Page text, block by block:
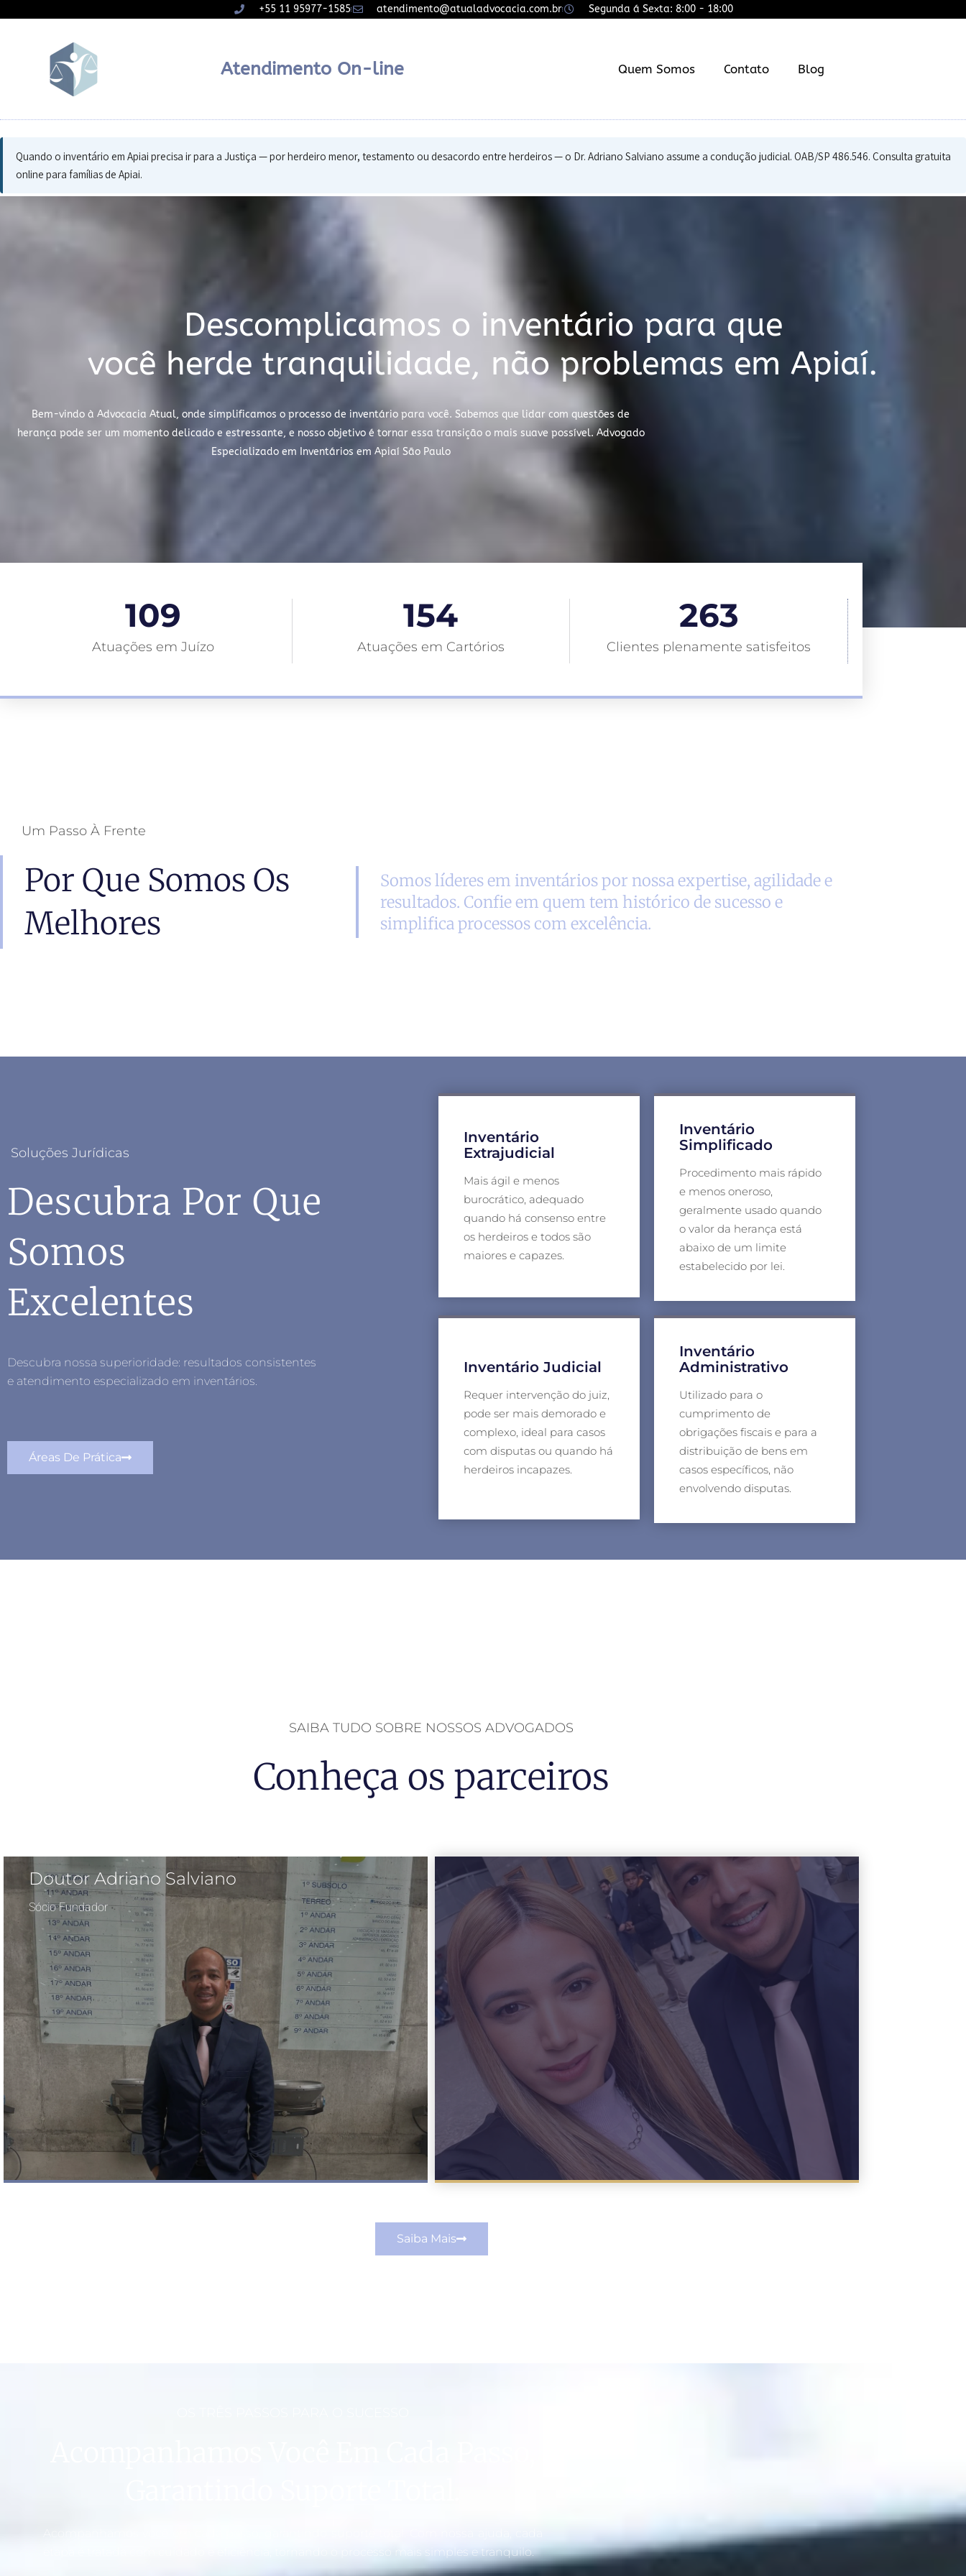
+55 11 95977-1585 atendimento@atualadvocacia.com.br Segunda á Sexta: 8:00 - 18:00
Atendimento On-line Quem Somos Contato Blog
Quando o inventário em Apiai precisa ir para a Justiça — por herdeiro menor, testamento ou desacordo entre herdeiros — o Dr. Adriano Salviano assume a condução judicial. OAB/SP 486.546. Consulta gratuita
online para famílias de Apiai.
Descomplicamos o inventário para que
você herde tranquilidade, não problemas em Apiaí.
Bem-vindo à Advocacia Atual, onde simplificamos o processo de inventário para você. Sabemos que lidar com questões de
herança pode ser um momento delicado e estressante, e nosso objetivo é tornar essa transição o mais suave possível. Advogado
Especializado em Inventários em Apiaí São Paulo
Atuações em Juízo
109
Atuações em Cartórios
154
Clientes plenamente satisfeitos
263
Um Passo À Frente
Por Que Somos Os
Melhores
Somos líderes em inventários por nossa expertise, agilidade e
resultados. Confie em quem tem histórico de sucesso e
simplifica processos com excelência.
Soluções Jurídicas
Descubra Por Que
Somos
Excelentes
Descubra nossa superioridade: resultados consistentes
e atendimento especializado em inventários.
Áreas De Prática
Inventário
Extrajudicial
Mais ágil e menos
burocrático, adequado
quando há consenso entre
os herdeiros e todos são
maiores e capazes.
Inventário
Simplificado
Procedimento mais rápido
e menos oneroso,
geralmente usado quando
o valor da herança está
abaixo de um limite
estabelecido por lei.
Inventário Judicial
Requer intervenção do juiz,
pode ser mais demorado e
complexo, ideal para casos
com disputas ou quando há
herdeiros incapazes.
Inventário
Administrativo
Utilizado para o
cumprimento de
obrigações fiscais e para a
distribuição de bens em
casos específicos, não
envolvendo disputas.
SAIBA TUDO SOBRE NOSSOS ADVOGADOS
Conheça os parceiros
Doutor Adriano Salviano
Sócio Fundador
Saiba Mais
etapa é tratada com cuidado e eficiência, tornando o processo mais simples e tranquilo.